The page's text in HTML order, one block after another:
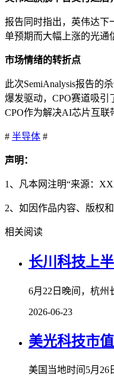
报告同时指出，英伟达下
单预期而大幅上涨的光通
市场情绪的转折点
此次SemiAnalysis报告的
爆发驱动，CPO赛道吸引
CPO作为解决AI芯片互联
# 半导体 #
声明：
1、凡本网注明“来源：
2、如因作品内容、版权
相关阅读
长川科技上
6月22日晚间，杭州
2026-06-23
美光科技市
美国当地时间5月26